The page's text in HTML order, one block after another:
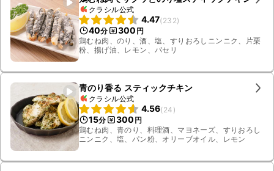
クラシル公式
4.47(232)
40分 300 円
鶏むね肉、のり、酒、塩、すりおろしニンニク、片栗
粉、揚げ油、レモン、パセリ
青のり香る スティックチキン
クラシル公式
4.56(24 )
15分 300 円
鶏むね肉、青のり、料理酒、マヨネーズ、すりおろし
ニンニク、塩、パン粉、オリーブオイル、レモン